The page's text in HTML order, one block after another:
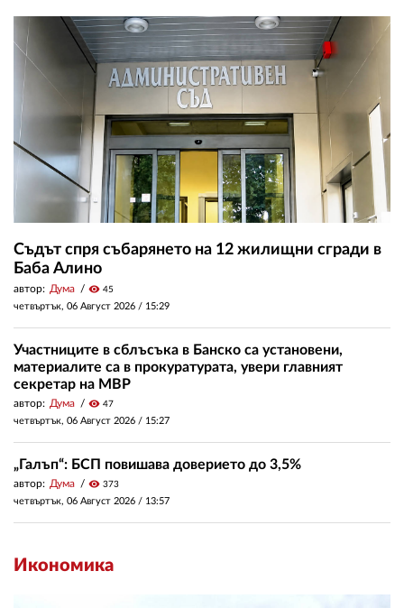
Съдът спря събарянето на 12 жилищни сгради в
Баба Алино
автор: Дума visibility 45
четвъртък, 06 Август 2026 / 15:29
Участниците в сблъсъка в Банско са установени,
материалите са в прокуратурата, увери главният
секретар на МВР
автор: Дума visibility 47
четвъртък, 06 Август 2026 / 15:27
„Галъп“: БСП повишава доверието до 3,5%
автор: Дума visibility 373
четвъртък, 06 Август 2026 / 13:57
Икономика